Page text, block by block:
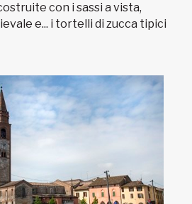
con i sassi a vista,
e... i tortelli di zucca tipici